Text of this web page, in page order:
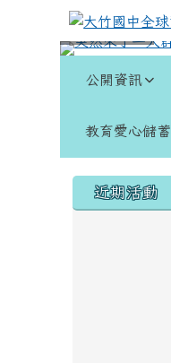
跳至主內容區
大竹國中
公開資訊
教育愛心儲
左邊區
近期活動
頁尾區域